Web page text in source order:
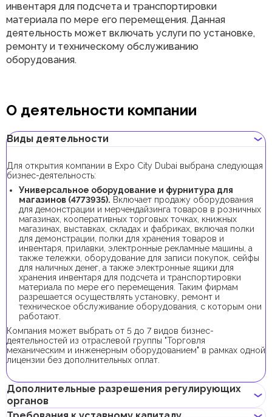
инвентаря для подсчета и транспортировки
материала по мере его перемещения. Данная
деятельность может включать услуги по установке,
ремонту и техническому обслуживанию
оборудования.
О деятельности компании
Виды деятельности
Для открытия компании в Expo City Dubai выбрана следующая
бизнес-деятельность:
Универсальное оборудование и фурнитура для
магазинов (4773935). Включает продажу оборудования
для демонстрации и мерчендайзинга товаров в розничных
магазинах, кооперативных торговых точках, книжных
магазинах, выставках, складах и фабриках, включая полки
для демонстрации, полки для хранения товаров и
инвентаря, прилавки, электронные рекламные машины, а
также тележки, оборудование для записи покупок, сейфы
для наличных денег, а также электронные ящики для
хранения инвентаря для подсчета и транспортировки
материала по мере его перемещения. Таким фирмам
разрешается осуществлять установку, ремонт и
техническое обслуживание оборудования, с которым они
работают.
Компания может выбрать от 5 до 7 видов бизнес-
деятельностей из отраслевой группы "Торговля
механическим и инженерным оборудованием" в рамках одной
лицензии без дополнительных оплат.
Дополнительные разрешения регулирующих
органов